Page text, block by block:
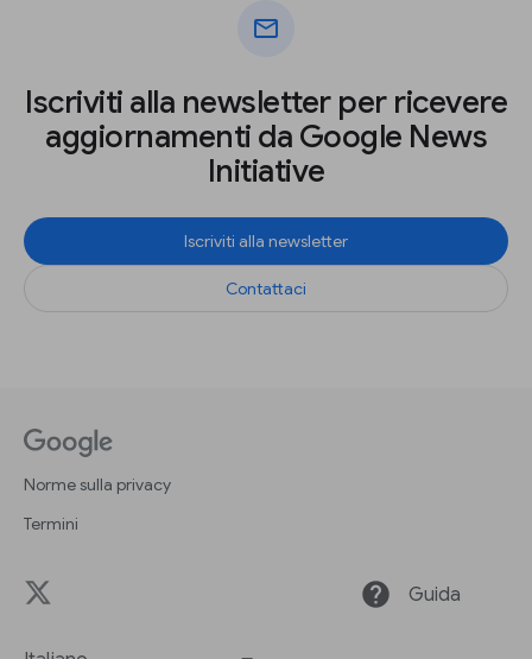
mail
Iscriviti alla newsletter per ricevere
aggiornamenti da Google News
Initiative
Iscriviti alla newsletter
Contattaci
Norme sulla privacy
Termini
help Guida